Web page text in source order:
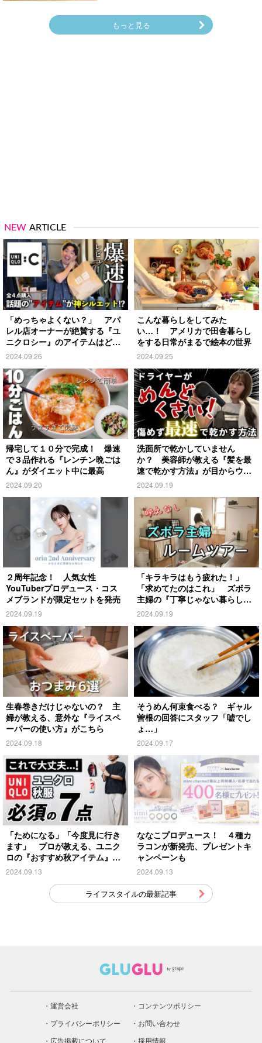
もっと見る
NEW ARTICLE
「めっちゃよくない？」 アパ
レル店オーナーが絶賛する『ユ
ニクロシー』のアイテムはど
れ？
2024.09.26
こんな暮らしをしてみた
い…！ アメリカで田舎暮らし
をする日常がまるで絵本の世界
2024.09.25
帰宅して１０分で完成！ 爆速
で３品作れる『レンチン晩ごは
ん』がダイエット中に最高
2024.09.20
洗面所で乾かしていません
か？ 美容師が教える『髪を最
速で乾かす方法』が目からウロ
コ
2024.09.19
２周年記念！ 人気女性
YouTuberプロデュース・コス
メブランドが限定セットを発売
2024.09.19
「キラキラはもう疲れた！」
「求めてたのはこれ」 ズボラ
主婦の『丁寧じゃない暮らし』
がこちら
2024.09.19
生春巻きだけじゃないの？ 主
婦が教える、意外な『ライスペ
ーパーの使い方』がこちら
2024.09.18
そうめん何束食べる？ ギャル
曽根の回答にスタッフ「嘘でし
ょ…」
2024.09.17
「ためになる」「今度見に行き
ます」 プロが教える、ユニク
ロの『おすすめ秋アイテム』が
こちら
2024.09.13
ななこプロデュース！ ４種カ
ラコンが新発売、プレゼントキ
ャンペーンも
2024.09.13
ライフスタイルの最新記事
運営会社
コンテンツポリシー
プライバシーポリシー
お問い合わせ
広告掲載について
採用情報